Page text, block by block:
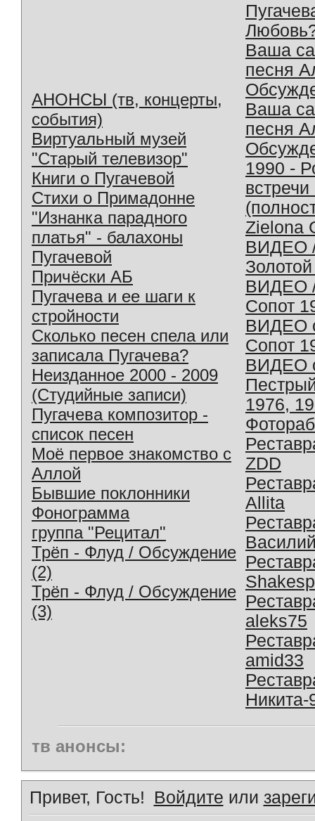
АНОНСЫ (тв, концерты,
события)
Виртуальный музей
"Старый телевизор"
Книги о Пугачевой
Стихи о Примадонне
"Изнанка парадного
платья" - балахоны
Пугачевой
Причёски АБ
Пугачева и ее шаги к
стройности
Сколько песен спела или
записала Пугачева?
Неизданное 2000 - 2009
(Студийные записи)
Пугачева композитор -
список песен
Моё первое знакомство с
Аллой
Бывшие поклонники
Фонограмма
группа "Рецитал"
Трёп - Флуд / Обсуждение
(2)
Трёп - Флуд / Обсуждение
(3)
Ваша
песня
Ваша
песня
1990 -
Zielona
ВИДЕО
ВИДЕО
Сопот
ВИДЕО
Сопот
ВИДЕО
1976,
ZDD
Allita
aleks75
amid33
Никита-
тв анонсы:
Привет, Гость! Войдите или